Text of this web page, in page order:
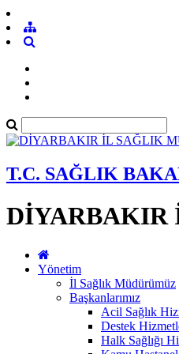
T.C. SAĞLIK
DİYARBAKIR
Yönetim
İl Sağlık Müdürümüz
Başkanlarımız
Acil Sağlık
Destek
Halk Sağlığı